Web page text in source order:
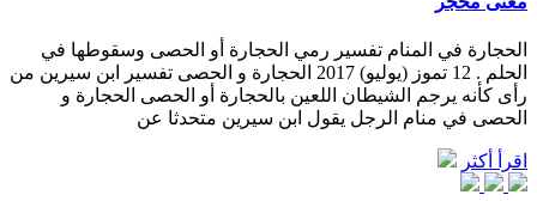
الحجارة في المنام تفسير رمي الحجارة أو الحصى وسقوطها في
الحلم . 12 تموز (يوليو) 2017 الحجارة و الحصى تفسير ابن سيرين من
رأى كأنه يرجم الشيطان اللعين بالحجارة أو الحصى الحجارة و
الحصى في منام الرجل يقول ابن سيرين متحدثا عن
اقرأ أكثر